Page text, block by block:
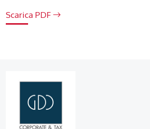
Scarica PDF